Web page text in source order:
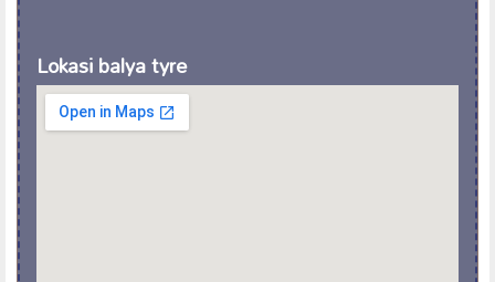
Lokasi balya tyre